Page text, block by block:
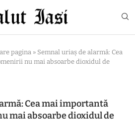
pagina » Semnal uriaș de alarmă: Cea
nu mai absoarbe dioxidul de
Cea mai importantă
mai absoarbe dioxidul de